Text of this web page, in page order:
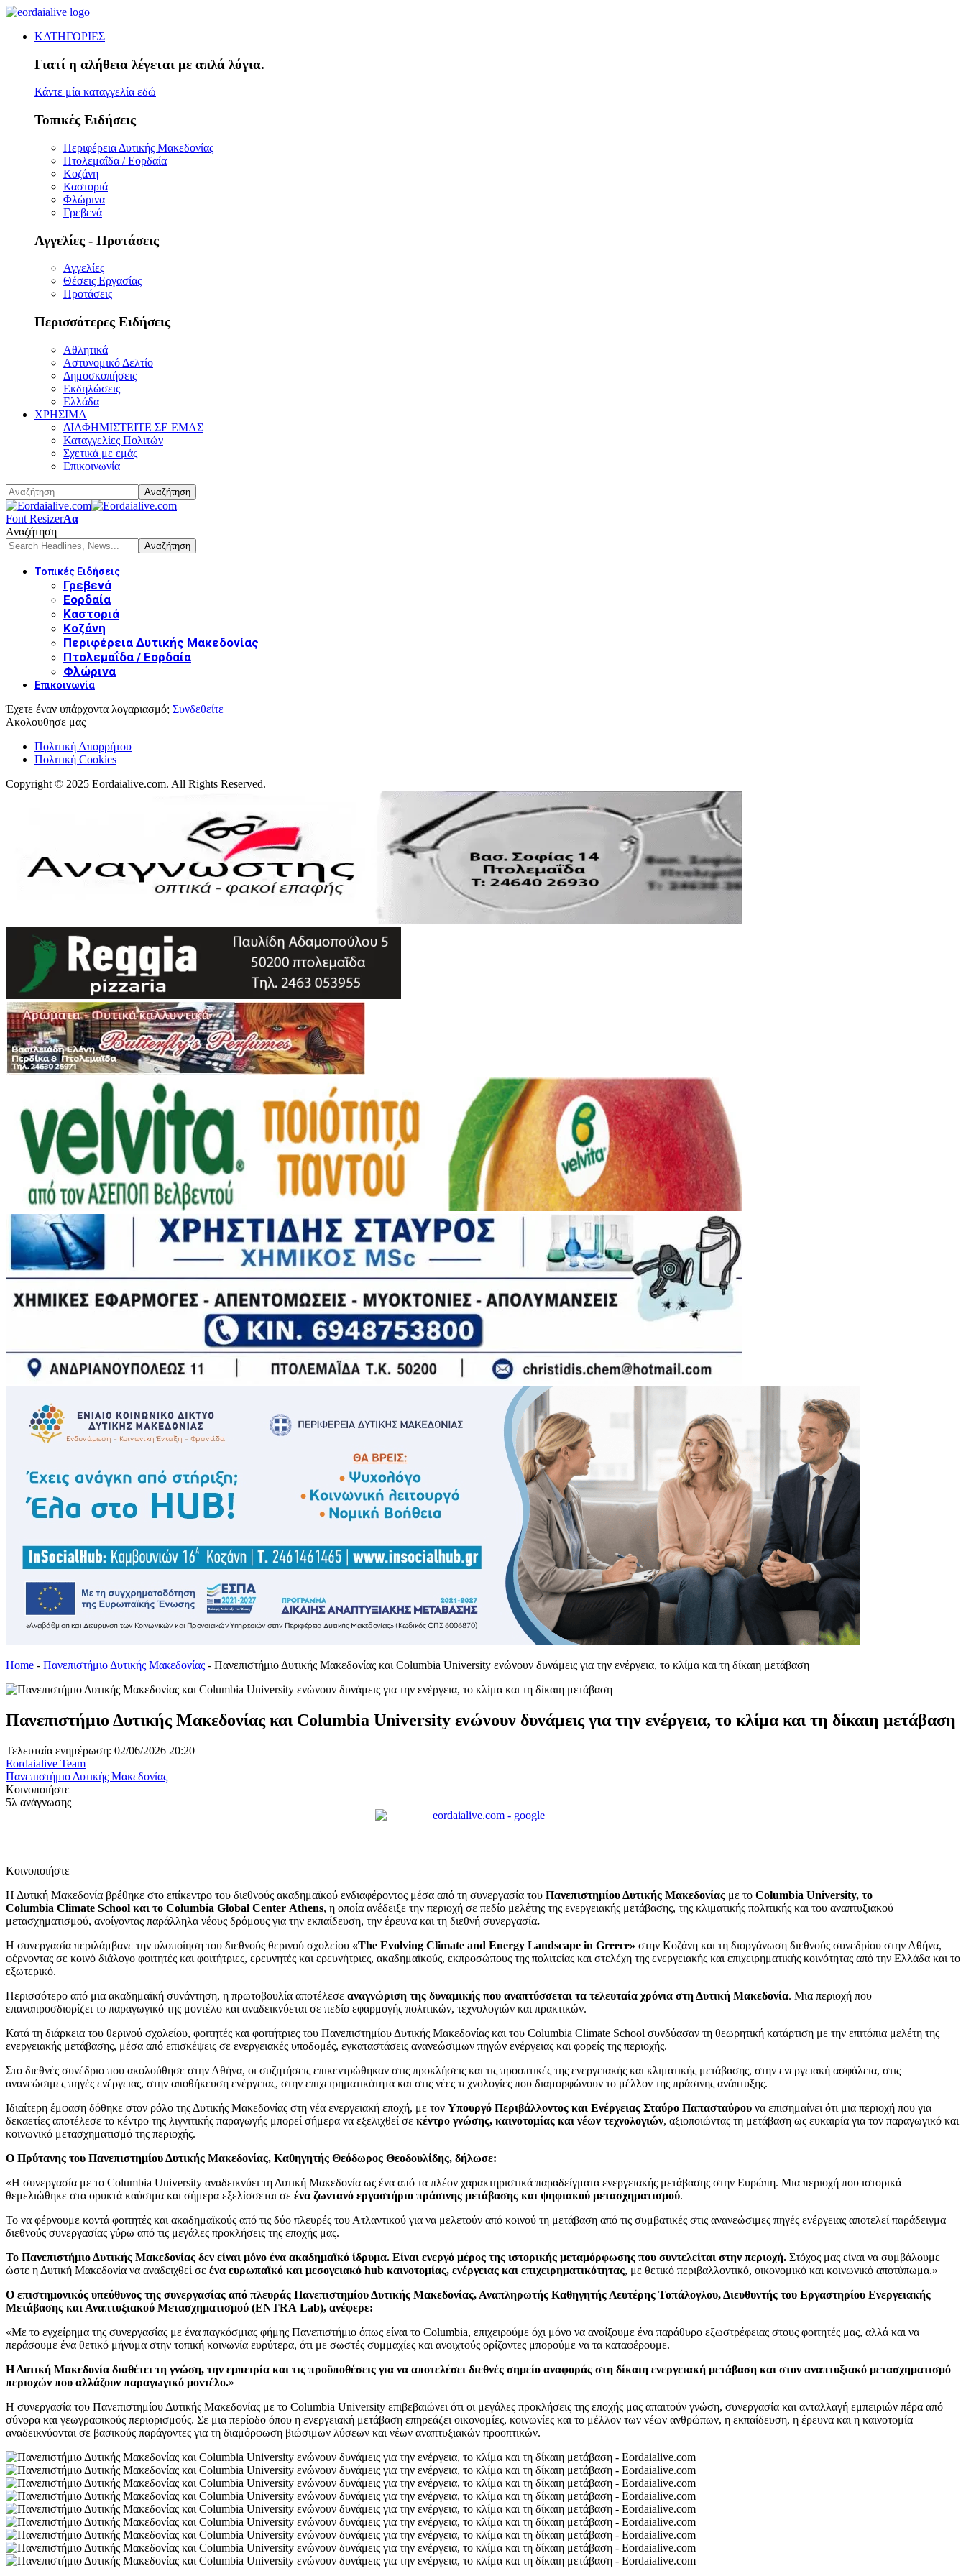
ΚΑΤΗΓΟΡΙΕΣ
Γιατί η αλήθεια λέγεται με απλά λόγια.
Κάντε μία καταγγελία εδώ
Τοπικές Ειδήσεις
Περιφέρεια Δυτικής Μακεδονίας
Πτολεμαΐδα / Εορδαία
Κοζάνη
Καστοριά
Φλώρινα
Γρεβενά
Αγγελίες - Προτάσεις
Αγγελίες
Θέσεις Εργασίας
Προτάσεις
Περισσότερες Ειδήσεις
Αθλητικά
Αστυνομικό Δελτίο
Δημοσκοπήσεις
Εκδηλώσεις
Ελλάδα
ΧΡΗΣΙΜΑ
ΔΙΑΦΗΜΙΣΤΕΙΤΕ ΣΕ ΕΜΑΣ
Καταγγελίες Πολιτών
Σχετικά με εμάς
Επικοινωνία
Font ResizerΑα
Αναζήτηση
Τοπικές Ειδήσεις
Γρεβενά
Εορδαία
Καστοριά
Κοζάνη
Περιφέρεια Δυτικής Μακεδονίας
Πτολεμαΐδα / Εορδαία
Φλώρινα
Επικοινωνία
Έχετε έναν υπάρχοντα λογαριασμό; Συνδεθείτε
Ακολουθησε μας
Πολιτική Απορρήτου
Πολιτική Cookies
Copyright © 2025 Eordaialive.com. All Rights Reserved.
Home - Πανεπιστήμιο Δυτικής Μακεδονίας - Πανεπιστήμιο Δυτικής Μακεδονίας και Columbia University ενώνουν δυνάμεις για την ενέργεια, το κλίμα και τη δίκαιη μετάβαση
Πανεπιστήμιο Δυτικής Μακεδονίας και Columbia University ενώνουν δυνάμεις για την ενέργεια, το κλίμα και τη δίκαιη μετάβαση
Τελευταία ενημέρωση: 02/06/2026 20:20
Eordaialive Team
Πανεπιστήμιο Δυτικής Μακεδονίας
Κοινοποιήστε
5λ ανάγνωσης
Κοινοποιήστε
Η Δυτική Μακεδονία βρέθηκε στο επίκεντρο του διεθνούς ακαδημαϊκού ενδιαφέροντος μέσα από τη συνεργασία του Πανεπιστημίου Δυτικής Μακεδονίας με το Columbia University, το
Columbia Climate School και το Columbia Global Center Athens, η οποία ανέδειξε την περιοχή σε πεδίο μελέτης της ενεργειακής μετάβασης, της κλιματικής πολιτικής και του αναπτυξιακού
μετασχηματισμού, ανοίγοντας παράλληλα νέους δρόμους για την εκπαίδευση, την έρευνα και τη διεθνή συνεργασία.
Η συνεργασία περιλάμβανε την υλοποίηση του διεθνούς θερινού σχολείου «The Evolving Climate and Energy Landscape in Greece» στην Κοζάνη και τη διοργάνωση διεθνούς συνεδρίου στην Αθήνα,
φέρνοντας σε κοινό διάλογο φοιτητές και φοιτήτριες, ερευνητές και ερευνήτριες, ακαδημαϊκούς, εκπροσώπους της πολιτείας και στελέχη της ενεργειακής και επιχειρηματικής κοινότητας από την Ελλάδα και το
εξωτερικό.
Περισσότερο από μια ακαδημαϊκή συνάντηση, η πρωτοβουλία αποτέλεσε αναγνώριση της δυναμικής που αναπτύσσεται τα τελευταία χρόνια στη Δυτική Μακεδονία. Μια περιοχή που
επαναπροσδιορίζει το παραγωγικό της μοντέλο και αναδεικνύεται σε πεδίο εφαρμογής πολιτικών, τεχνολογιών και πρακτικών.
Κατά τη διάρκεια του θερινού σχολείου, φοιτητές και φοιτήτριες του Πανεπιστημίου Δυτικής Μακεδονίας και του Columbia Climate School συνδύασαν τη θεωρητική κατάρτιση με την επιτόπια μελέτη της
ενεργειακής μετάβασης, μέσα από επισκέψεις σε ενεργειακές υποδομές, εγκαταστάσεις ανανεώσιμων πηγών ενέργειας και φορείς της περιοχής.
Στο διεθνές συνέδριο που ακολούθησε στην Αθήνα, οι συζητήσεις επικεντρώθηκαν στις προκλήσεις και τις προοπτικές της ενεργειακής και κλιματικής μετάβασης, στην ενεργειακή ασφάλεια, στις
ανανεώσιμες πηγές ενέργειας, στην αποθήκευση ενέργειας, στην επιχειρηματικότητα και στις νέες τεχνολογίες που διαμορφώνουν το μέλλον της πράσινης ανάπτυξης.
Ιδιαίτερη έμφαση δόθηκε στον ρόλο της Δυτικής Μακεδονίας στη νέα ενεργειακή εποχή, με τον Υπουργό Περιβάλλοντος και Ενέργειας Σταύρο Παπασταύρου να επισημαίνει ότι μια περιοχή που για
δεκαετίες αποτέλεσε το κέντρο της λιγνιτικής παραγωγής μπορεί σήμερα να εξελιχθεί σε κέντρο γνώσης, καινοτομίας και νέων τεχνολογιών, αξιοποιώντας τη μετάβαση ως ευκαιρία για τον παραγωγικό και
κοινωνικό μετασχηματισμό της περιοχής.
Ο Πρύτανης του Πανεπιστημίου Δυτικής Μακεδονίας, Καθηγητής Θεόδωρος Θεοδουλίδης, δήλωσε:
«Η συνεργασία με το Columbia University αναδεικνύει τη Δυτική Μακεδονία ως ένα από τα πλέον χαρακτηριστικά παραδείγματα ενεργειακής μετάβασης στην Ευρώπη. Μια περιοχή που ιστορικά
θεμελιώθηκε στα ορυκτά καύσιμα και σήμερα εξελίσσεται σε ένα ζωντανό εργαστήριο πράσινης μετάβασης και ψηφιακού μετασχηματισμού.
Το να φέρνουμε κοντά φοιτητές και ακαδημαϊκούς από τις δύο πλευρές του Ατλαντικού για να μελετούν από κοινού τη μετάβαση από τις συμβατικές στις ανανεώσιμες πηγές ενέργειας αποτελεί παράδειγμα
διεθνούς συνεργασίας γύρω από τις μεγάλες προκλήσεις της εποχής μας.
Το Πανεπιστήμιο Δυτικής Μακεδονίας δεν είναι μόνο ένα ακαδημαϊκό ίδρυμα. Είναι ενεργό μέρος της ιστορικής μεταμόρφωσης που συντελείται στην περιοχή. Στόχος μας είναι να συμβάλουμε
ώστε η Δυτική Μακεδονία να αναδειχθεί σε ένα ευρωπαϊκό και μεσογειακό hub καινοτομίας, ενέργειας και επιχειρηματικότητας, με θετικό περιβαλλοντικό, οικονομικό και κοινωνικό αποτύπωμα.»
Ο επιστημονικός υπεύθυνος της συνεργασίας από πλευράς Πανεπιστημίου Δυτικής Μακεδονίας, Αναπληρωτής Καθηγητής Λευτέρης Τοπάλογλου, Διευθυντής του Εργαστηρίου Ενεργειακής
Μετάβασης και Αναπτυξιακού Μετασχηματισμού (ENTRA Lab), ανέφερε:
«Με το εγχείρημα της συνεργασίας με ένα παγκόσμιας φήμης Πανεπιστήμιο όπως είναι το Columbia, επιχειρούμε όχι μόνο να ανοίξουμε ένα παράθυρο εξωστρέφειας στους φοιτητές μας, αλλά και να
περάσουμε ένα θετικό μήνυμα στην τοπική κοινωνία ευρύτερα, ότι με σωστές συμμαχίες και ανοιχτούς ορίζοντες μπορούμε να τα καταφέρουμε.
Η Δυτική Μακεδονία διαθέτει τη γνώση, την εμπειρία και τις προϋποθέσεις για να αποτελέσει διεθνές σημείο αναφοράς στη δίκαιη ενεργειακή μετάβαση και στον αναπτυξιακό μετασχηματισμό
περιοχών που αλλάζουν παραγωγικό μοντέλο.»
Η συνεργασία του Πανεπιστημίου Δυτικής Μακεδονίας με το Columbia University επιβεβαιώνει ότι οι μεγάλες προκλήσεις της εποχής μας απαιτούν γνώση, συνεργασία και ανταλλαγή εμπειριών πέρα από
σύνορα και γεωγραφικούς περιορισμούς. Σε μια περίοδο όπου η ενεργειακή μετάβαση επηρεάζει οικονομίες, κοινωνίες και το μέλλον των νέων ανθρώπων, η εκπαίδευση, η έρευνα και η καινοτομία
αναδεικνύονται σε βασικούς παράγοντες για τη διαμόρφωση βιώσιμων λύσεων και νέων αναπτυξιακών προοπτικών.